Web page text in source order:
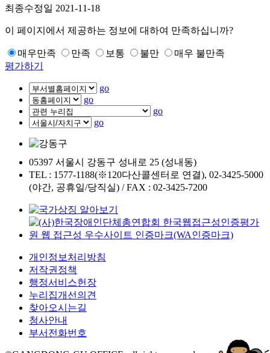
최종수정일 2021-11-18
이 페이지에서 제공하는 정보에 대하여 만족하십니까?
매우만족 만족 보통 불만
매우 불만족
평가하기
go
go
go
go
05397 서울시 강동구 성내로 25 (성내동)
TEL : 1577-1188(※120다산콜센터로 연결), 02-3425-5000
(야간, 공휴일/당직실) / FAX : 02-3425-7200
개인정보처리방침
저작권정책
행정서비스헌장
누리집개선의견
찾아오시는길
청사안내
부서전화번호